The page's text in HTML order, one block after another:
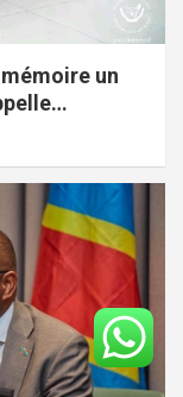
un
», lance